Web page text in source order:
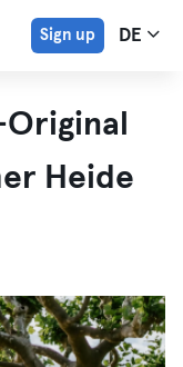
Sign up DE
Heide